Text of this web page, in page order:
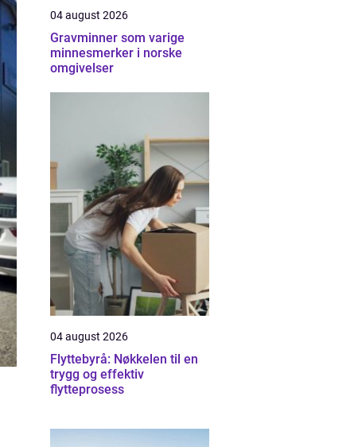
04 august 2026
Gravminner som varige
minnesmerker i norske
omgivelser
04 august 2026
Flyttebyrå: Nøkkelen til en
trygg og effektiv
flytteprosess